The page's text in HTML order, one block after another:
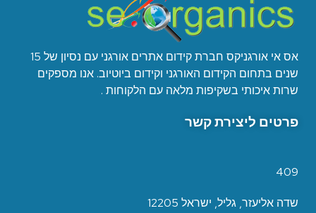
אס אי אורגניקס חברת קידום אתרים אורגני עם נסיון של 15
שנים בתחום הקידום האורגני וקידום ביוטיוב. אנו מספקים
שרות איכותי בשקיפות מלאה עם הלקוחות .
פרטים ליצירת קשר
409
שדה אליעזר, גליל, ישראל 12205